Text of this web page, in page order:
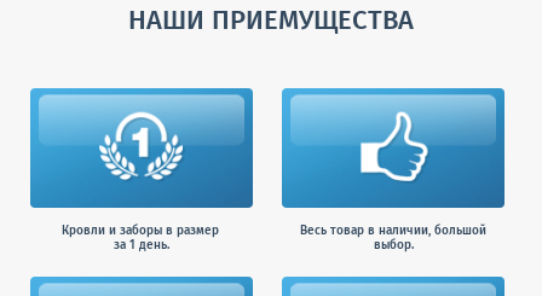
НАШИ ПРИЕМУЩЕСТВА
Кровли и заборы в размер
за 1 день.
Весь товар в наличии, большой
выбор.